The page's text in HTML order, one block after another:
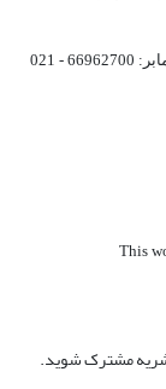
This
نشریه مشترک شوید.